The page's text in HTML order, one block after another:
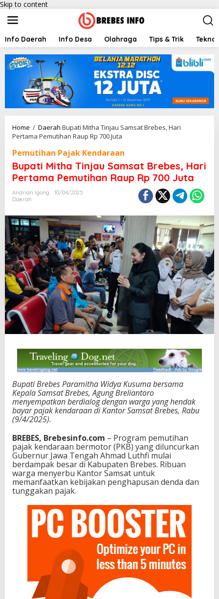
Skip to content
Info Daerah Info Desa Olahraga Tips & Trik
Home / Daerah Bupati Mitha Tinjau Samsat Brebes, Hari
Pertama Pemutihan Raup Rp 700 Juta
Pemutihan Pajak Kendaraan
Bupati Mitha Tinjau Samsat Brebes, Hari
Pertama Pemutihan Raup Rp 700 Juta
Andrian Igong
10/04/2025
Daerah
Bupati Brebes Paramitha Widya Kusuma bersama
Kepala Samsat Brebes, Agung Breliantoro
menyempatkan berdialog dengan warga yang hendak
bayar pajak kendaraan di Kantor Samsat Brebes, Rabu
(9/4/2025).
BREBES, Brebesinfo.com – Program pemutihan
pajak kendaraan bermotor (PKB) yang diluncurkan
Gubernur Jawa Tengah Ahmad Luthfi mulai
berdampak besar di Kabupaten Brebes. Ribuan
warga menyerbu Kantor Samsat untuk
memanfaatkan kebijakan penghapusan denda dan
tunggakan pajak.